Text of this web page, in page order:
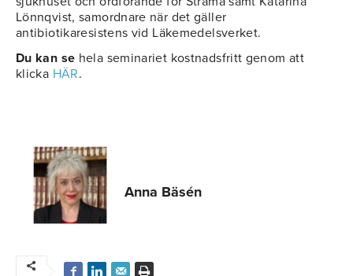
Lönnqvist, samordnare när det gäller
antibiotikaresistens vid Läkemedelsverket.
Du kan se hela seminariet kostnadsfritt genom att
klicka HÄR.
Anna Bäsén